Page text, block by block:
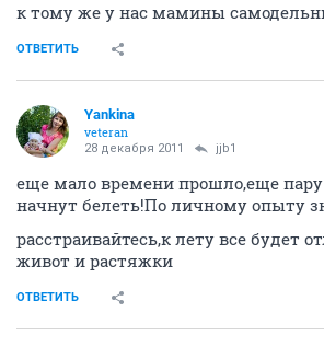
к тому же у нас мамины
ОТВЕТИТЬ
Yankina
veteran
28 декабря 2011 jjb1
еще мало времени прошло,еще
начнут белеть!По личному опыту
расстраивайтесь,к лету все будет
живот и растяжки
ОТВЕТИТЬ